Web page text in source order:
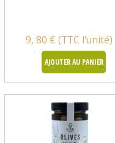
9, 80 € (TTC l'unité)
AJOUTER AU PANIER